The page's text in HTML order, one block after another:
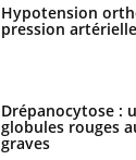
Hypotension
pression
Drépanocytose :
globules rouges
graves